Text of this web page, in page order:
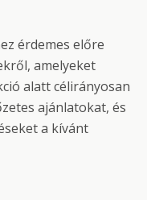
érdemes előre
amelyeket
alatt célirányosan
ajánlatokat, és
a kívánt